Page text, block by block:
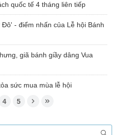
quốc tế 4 tháng liên tiếp
- điểm nhấn của Lễ hội Bánh
giã bánh giầy dâng Vua
sức mua mùa lễ hội
4 5